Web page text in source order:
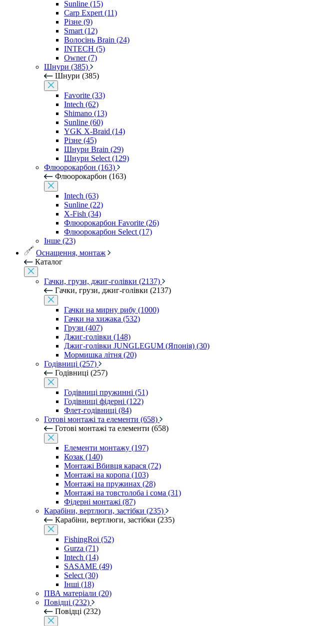
Sunline (15)
Carp Expert (11)
Різне (9)
Smart (12)
Волосінь Brain (24)
INTECH (5)
Owner (7)
Шнури (385)
Шнури (385)
Favorite (33)
Intech (62)
Shimano (13)
Sunline (60)
YGK X-Braid (14)
Різне (45)
Шнури Brain (29)
Шнури Select (129)
Флюорокарбон (163)
Флюорокарбон (163)
Intech (63)
Sunline (22)
X-Fish (34)
Флюорокарбон Favorite (26)
Флюорокарбон Select (17)
Інше (23)
Оснащення, монтаж
Каталог
Гачки, грузи, джиг-голівки (2137)
Гачки, грузи, джиг-голівки (2137)
Гачки на мирну рибу (1000)
Гачки на хижака (532)
Грузи (407)
Джиг-голівки (148)
Джиг-голівки JUNGLEGUM (Японія) (30)
Мормишка літня (20)
Годівниці (257)
Годівниці (257)
Годівниці пружинні (51)
Годівниці фідерні (122)
Флет-годівниці (84)
Готові монтажі та елементи (658)
Готові монтажі та елементи (658)
Елементи монтажу (197)
Козак (140)
Монтажі Вбивця карася (72)
Монтажі на коропа (103)
Монтажі на пружинах (28)
Монтажі на товстолоба і сома (31)
Фідерні монтажі (87)
Карабіни, вертлюги, застібки (235)
Карабіни, вертлюги, застібки (235)
FishingRoi (52)
Gurza (71)
Intech (14)
SASAME (49)
Select (30)
Інші (18)
ПВА матеріали (20)
Повідці (232)
Повідці (232)